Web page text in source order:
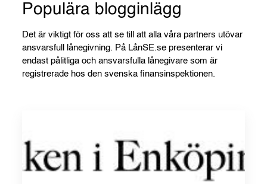
Populära blogginlägg
Det är viktigt för oss att se till att alla våra partners utövar
ansvarsfull lånegivning. På LånSE.se presenterar vi
endast pålitliga och ansvarsfulla lånegivare som är
registrerade hos den svenska finansinspektionen.